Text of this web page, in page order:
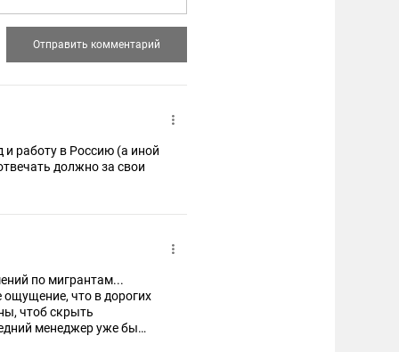
работу в Россию (а иной
должно за свои
по мигрантам...
ощущение, что в дорогих
чтоб скрыть
менеджер уже бы